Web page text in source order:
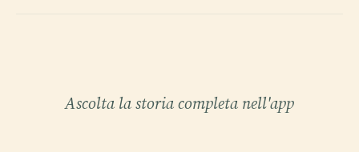
Ascolta la storia completa nell'app